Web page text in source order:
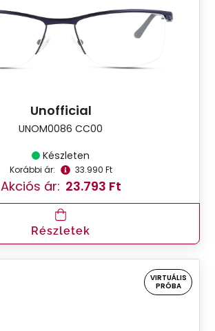
Unofficial
UNOM0086 CC00
Készleten
Korábbi ár: 33.990 Ft
Akciós ár: 23.793 Ft
Részletek
VIRTUÁLIS
PRÓBA